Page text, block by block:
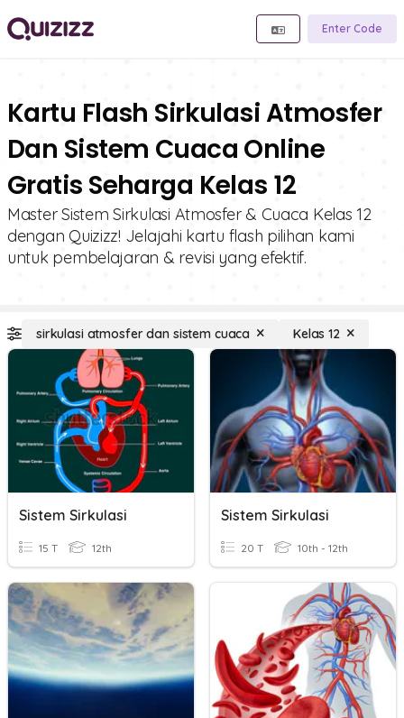
Enter Code
Kartu Flash Sirkulasi Atmosfer
Dan Sistem Cuaca Online
Gratis Seharga Kelas 12
Master Sistem Sirkulasi Atmosfer & Cuaca Kelas 12
dengan Quizizz! Jelajahi kartu flash pilihan kami
untuk pembelajaran & revisi yang efektif.
sirkulasi atmosfer dan sistem cuaca Kelas 12
Sistem Sirkulasi
15 T 12th
Sistem Sirkulasi
20 T 10th - 12th